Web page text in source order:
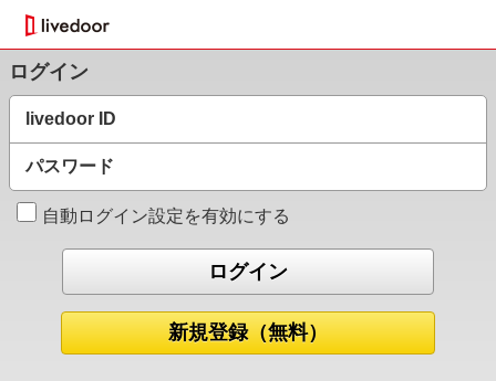
ログイン
livedoor ID
パスワード
自動ログイン設定を有効にする
新規登録（無料）